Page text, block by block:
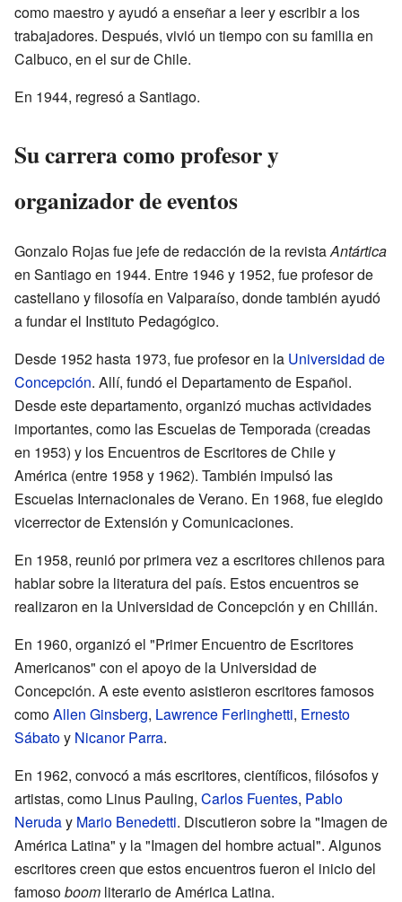
como maestro y ayudó a enseñar a leer y escribir a los
trabajadores. Después, vivió un tiempo con su familia en
Calbuco, en el sur de Chile.
En 1944, regresó a Santiago.
Su carrera como profesor y
organizador de eventos
Gonzalo Rojas fue jefe de redacción de la revistaAntártica
en Santiago en 1944. Entre 1946 y 1952, fue profesor de
castellano y filosofía en Valparaíso, donde también ayudó
a fundar el Instituto Pedagógico.
Desde 1952 hasta 1973, fue profesor en la Universidad de
Concepción. Allí, fundó el Departamento de Español.
Desde este departamento, organizó muchas actividades
importantes, como las Escuelas de Temporada (creadas
en 1953) y los Encuentros de Escritores de Chile y
América (entre 1958 y 1962). También impulsó las
Escuelas Internacionales de Verano. En 1968, fue elegido
vicerrector de Extensión y Comunicaciones.
En 1958, reunió por primera vez a escritores chilenos para
hablar sobre la literatura del país. Estos encuentros se
realizaron en la Universidad de Concepción y en Chillán.
En 1960, organizó el "Primer Encuentro de Escritores
Americanos" con el apoyo de la Universidad de
Concepción. A este evento asistieron escritores famosos
comoAllen Ginsberg, Lawrence Ferlinghetti, Ernesto
Sábatoy Nicanor Parra.
En 1962, convocó a más escritores, científicos, filósofos y
artistas, como Linus Pauling, Carlos Fuentes, Pablo
Neruday Mario Benedetti. Discutieron sobre la "Imagen de
América Latina" y la "Imagen del hombre actual". Algunos
escritores creen que estos encuentros fueron el inicio del
famosoboom literario de América Latina.